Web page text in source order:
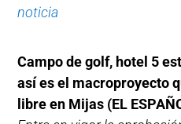
noticia
Campo de golf, hotel 5
así es el macroproyecto
libre en Mijas (EL